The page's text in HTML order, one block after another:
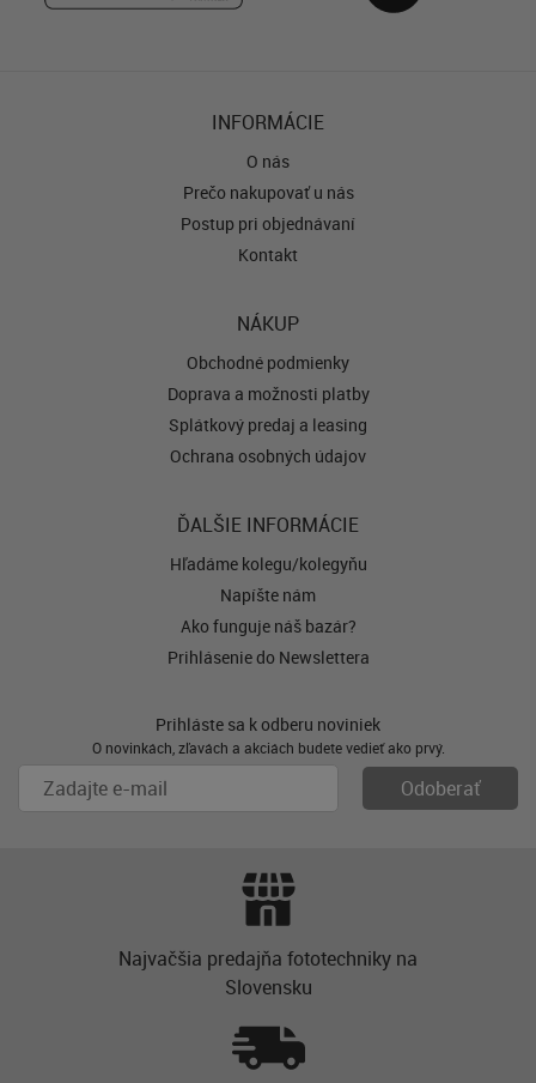
INFORMÁCIE
O nás
Prečo nakupovať u nás
Postup pri objednávaní
Kontakt
NÁKUP
Obchodné podmienky
Doprava a možnosti platby
Splátkový predaj a leasing
Ochrana osobných údajov
ĎALŠIE INFORMÁCIE
Hľadáme kolegu/kolegyňu
Napíšte nám
Ako funguje náš bazár?
Prihlásenie do Newslettera
Prihláste sa k odberu noviniek
O novinkách, zľavách a akciách budete vedieť ako prvý.
Najvačšia predajňa fototechniky na
Slovensku